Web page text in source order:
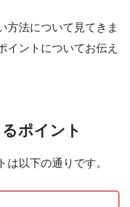
方法について見てきま
イントについてお伝え
ポイント
以下の通りです。